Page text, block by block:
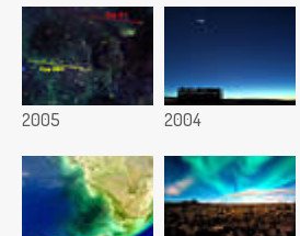
2005 2004